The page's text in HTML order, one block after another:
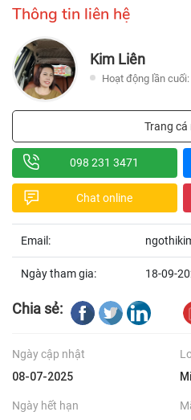
Thông tin liên hệ
Kim Liên
Hoạt động lần
Trang cá
098 231 3471
Chat online
Email:
Ngày tham gia: 18-09-
Chia sẻ:
Ngày cập nhật
08-07-2025
Ngày hết hạn